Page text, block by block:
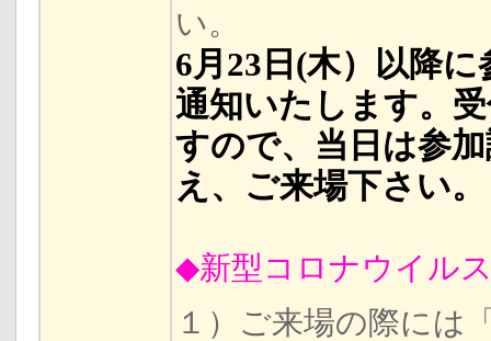
い。
6月23日(木）以降
通知いたします。
すので、当日は参
え、ご来場下さい。
◆新型コロナウイル
１）ご来場の際には